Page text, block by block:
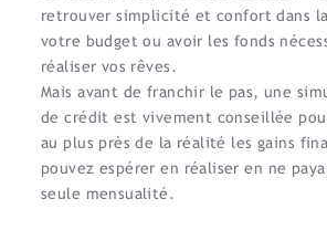
retrouver simplicité et confort dans
votre budget ou avoir les fonds
réaliser vos rêves.
Mais avant de franchir le pas, une
de crédit est vivement conseillée
au plus près de la réalité les gains
pouvez espérer en réaliser en ne
seule mensualité.